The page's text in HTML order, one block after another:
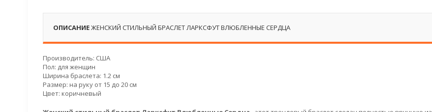
ОПИСАНИЕЖЕНСКИЙ СТИЛЬНЫЙ БРАСЛЕТ ЛАРКСФУТ ВЛЮБЛЕННЫЕ СЕРДЦА
Производитель: США
Пол: для женщин
Ширина браслета: 1.2 см
Размер: на руку от 15 до 20 см
Цвет: коричневый